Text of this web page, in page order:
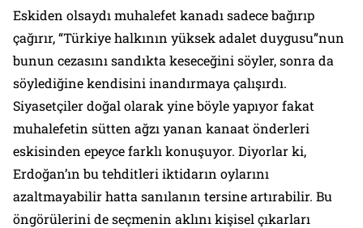
Eskiden olsaydı muhalefet kanadı sadece bağırıp
çağırır, “Türkiye halkının yüksek adalet duygusu”nun
bunun cezasını sandıkta keseceğini söyler, sonra da
söylediğine kendisini inandırmaya çalışırdı.
Siyasetçiler doğal olarak yine böyle yapıyor fakat
muhalefetin sütten ağzı yanan kanaat önderleri
eskisinden epeyce farklı konuşuyor. Diyorlar ki,
Erdoğan’ın bu tehditleri iktidarın oylarını
azaltmayabilir hatta sanılanın tersine artırabilir. Bu
öngörülerini de seçmenin aklını kişisel çıkarları